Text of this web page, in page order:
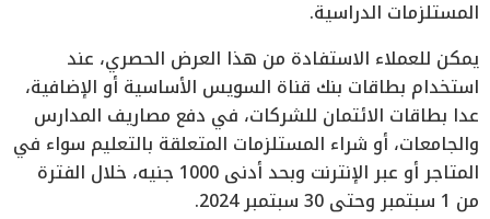
المستلزمات الدراسية.
يمكن للعملاء الاستفادة من هذا العرض الحصري، عند
استخدام بطاقات بنك قناة السويس الأساسية أو الإضافية،
عدا بطاقات الائتمان للشركات، في دفع مصاريف المدارس
والجامعات، أو شراء المستلزمات المتعلقة بالتعليم سواء في
المتاجر أو عبر الإنترنت وبحد أدنى 1000 جنيه، خلال الفترة
من 1 سبتمبر وحتى 30 سبتمبر 2024.